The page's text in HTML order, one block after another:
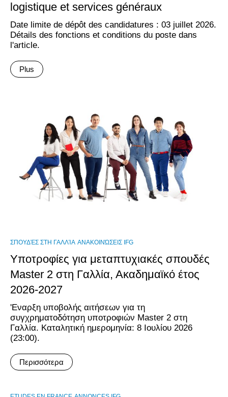
logistique et services généraux
Date limite de dépôt des candidatures : 03 juillet 2026.
Détails des fonctions et conditions du poste dans
l'article.
Plus
ΣΠΟΥΔΈΣ ΣΤΗ ΓΑΛΛΊΑ ΑΝΑΚΟΙΝΏΣΕΙΣ IFG
Υποτροφίες για μεταπτυχιακές σπουδές
Master 2 στη Γαλλία, Ακαδημαϊκό έτος
2026-2027
'Εναρξη υποβολής αιτήσεων για τη
συγχρηματοδότηση υποτροφιών Master 2 στη
Γαλλία. Καταλητική ημερομηνία: 8 Ιουλίου 2026
(23:00).
Περισσότερα